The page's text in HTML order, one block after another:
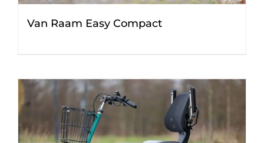
Van Raam Easy Compact